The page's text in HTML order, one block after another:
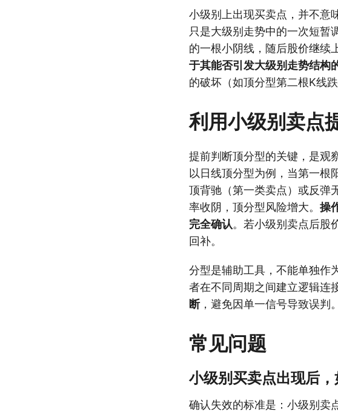
小级别上出现买卖点，并不意
只是大级别走势中的一次短暂
的一根小阴线，随后股价继续
于其能否引发大级别走势结构
的破坏（如顶分型第二根K线
利用小级别卖点
提前判断顶分型的关键，是观
以日线顶分型为例，当第一根
顶背驰（第一类卖点）或反弹
率收阴，顶分型风险增大。 操
完全确认。若小级别卖点后股
回补。
分型是辅助工具，不能单独作
者在不同周期之间建立逻辑连接
断，避免因单一信号导致误判。
常见问题
小级别买卖点出现后
确认失效的标准是：小级别卖